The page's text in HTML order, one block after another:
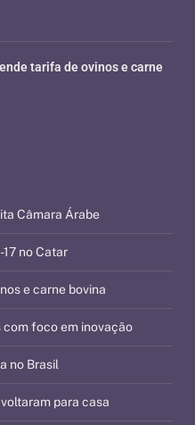
Câmara Árabe
no Catar
e carne bovina
foco em inovação
no Brasil
para casa
tarifa de ovinos e carne